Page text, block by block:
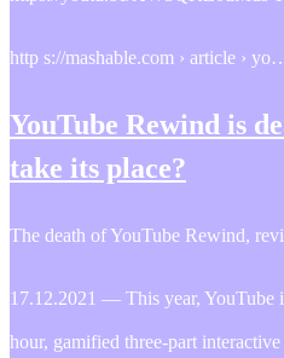
http s://mashable.com › article ›
YouTube Rewind is
take its place?
The death of YouTube Rewind,
17.12.2021 — This year, YouTube
hour, gamified three-part